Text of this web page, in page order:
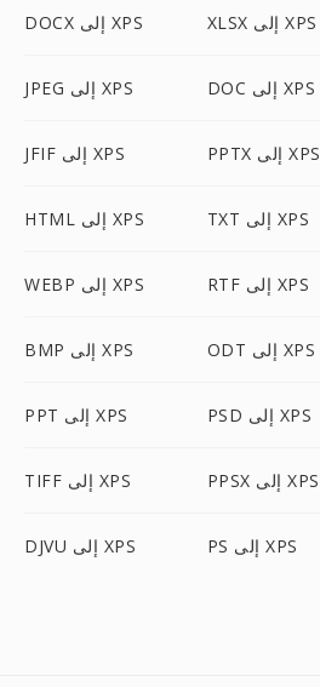
DOCX إلى XPS XLSX إلى XPS
JPEG إلى XPS DOC إلى XPS
JFIF إلى XPS PPTX إلى XPS
HTML إلى XPS TXT إلى XPS
WEBP إلى XPS RTF إلى XPS
BMP إلى XPS ODT إلى XPS
PPT إلى XPS PSD إلى XPS
TIFF إلى XPS PPSX إلى XPS
DJVU إلى XPS PS إلى XPS